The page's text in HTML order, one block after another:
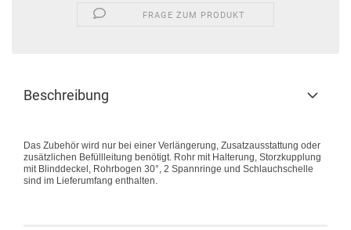
FRAGE ZUM PRODUKT
Beschreibung
Das Zubehör wird nur bei einer Verlängerung, Zusatzausstattung oder
zusätzlichen Befüllleitung benötigt. Rohr mit Halterung, Storzkupplung
mit Blinddeckel, Rohrbogen 30°, 2 Spannringe und Schlauchschelle
sind im Lieferumfang enthalten.